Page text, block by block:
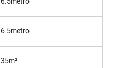
6.5metro
35m²